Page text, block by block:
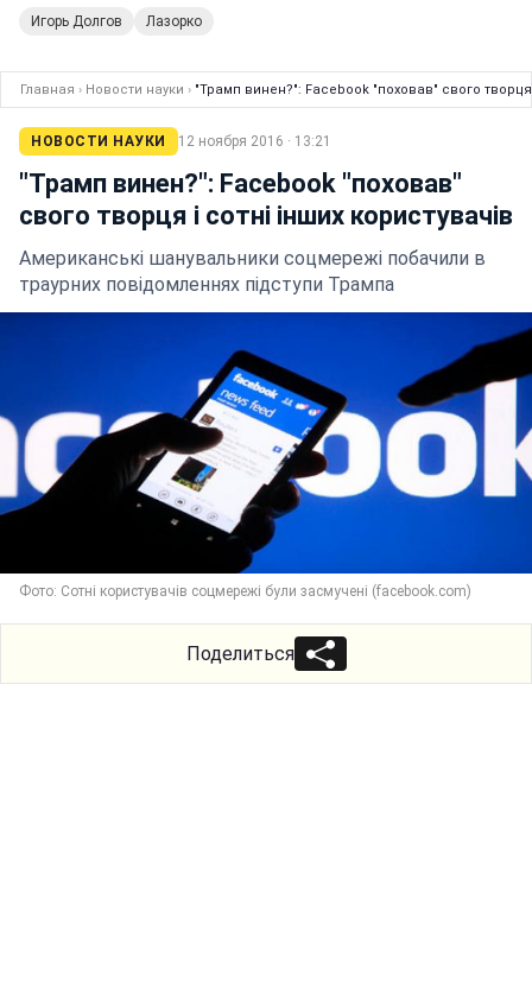
Игорь Долгов Лазорко
Главная › Новости науки › "Трамп винен?": Facebook "поховав" свого творця
НОВОСТИ НАУКИ 12 ноября 2016 · 13:21
"Трамп винен?": Facebook "поховав"
свого творця і сотні інших користувачів
Американські шанувальники соцмережі побачили в
траурних повідомленнях підступи Трампа
Фото: Сотні користувачів соцмережі були засмучені (facebook.com)
Поделиться